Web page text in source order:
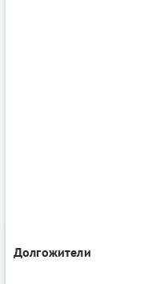
Долгожители